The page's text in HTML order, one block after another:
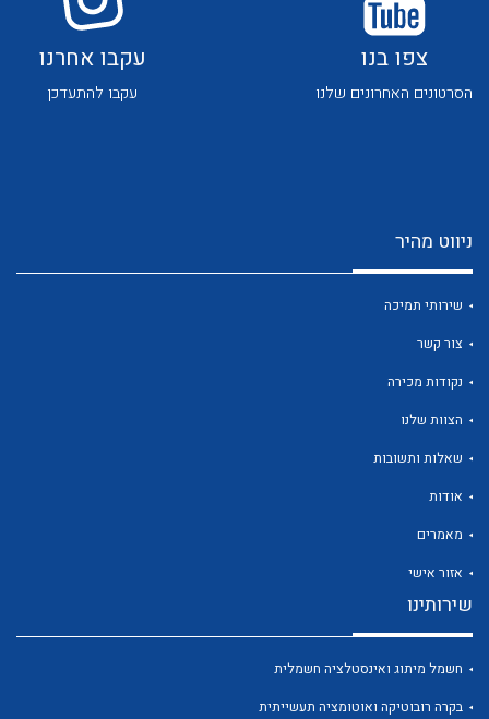
צפו בנו
הסרטונים האחרונים שלנו
עקבו אחרנו
עקבו להתעדכן
ניווט מהיר
שירותי תמיכה
צור קשר
נקודות מכירה
הצוות שלנו
שאלות ותשובות
אודות
מאמרים
אזור אישי
שירותינו
חשמל מיתוג ואינסטלציה חשמלית
בקרה רובוטיקה ואוטומציה תעשייתית